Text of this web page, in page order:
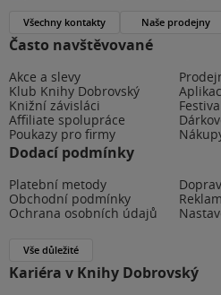
Často navštěvované
Akce a slevy
Klub Knihy Dobrovský
Knižní závisláci
Affiliate spolupráce
Poukazy pro firmy
Dodací podmínky
Platební metody
Obchodní podmínky
Ochrana osobních údajů
Vše důležité
Kariéra v Knihy Dobrovský
Všechny kontakty Naše prodejny